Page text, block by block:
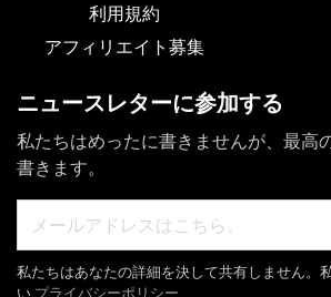
利用規約
アフィリエイト募集
ニュースレターに参加する
私たちはめったに書きませんが、最高
書きます。
私たちはあなたの詳細を決して共有しません。
い プライバシーポリシー